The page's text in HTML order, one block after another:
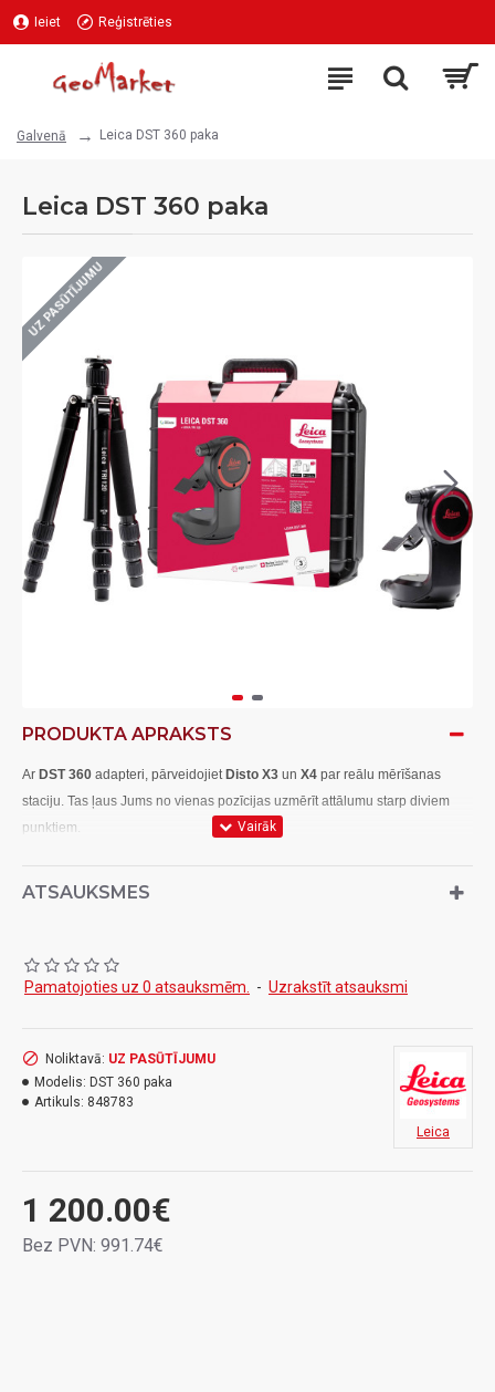
Ieiet Reģistrēties
Galvenā Leica DST 360 paka
Leica DST 360 paka
UZ PASŪTĪJUMU
PRODUKTA APRAKSTS
Ar DST 360 adapteri, pārveidojiet Disto X3 un X4 par reālu mērīšanas
staciju. Tas ļaus Jums no vienas pozīcijas uzmērīt attālumu starp diviem
punktiem.
2) TRI120 Statīvs
ATSAUKSMES
Pamatojoties uz 0 atsauksmēm. - Uzrakstīt atsauksmi
1 200.00€
Bez PVN: 991.74€
Noliktavā: UZ PASŪTĪJUMU
Modelis: DST 360 paka
Artikuls: 848783
Leica